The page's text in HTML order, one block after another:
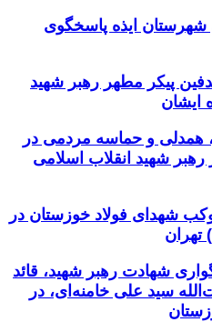
ایذه پاسخگوی
پیکر مطهر رهبر شهید
ایشان
همدلی و حماسه مردمی در
شهید انقلاب اسلامی
شهدای فولاد خوزستان در
تهران
شهادت رهبر شهید، قائد
سید علی خامنه‌ای، در